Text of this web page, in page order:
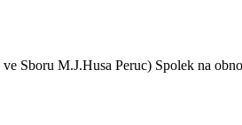
Sboru M.J.Husa Peruc) Spolek na